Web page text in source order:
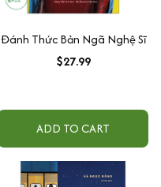
Đánh Thức Bản Ngã Nghệ Sĩ
$27.99
ADD TO CART